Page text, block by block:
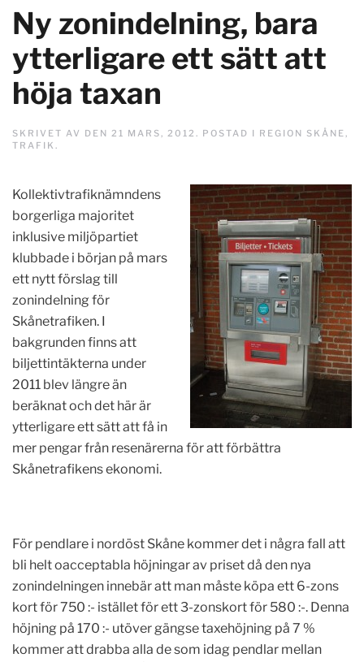
Ny zonindelning, bara
ytterligare ett sätt att
höja taxan
SKRIVET AV DEN 21 MARS, 2012 . POSTAD I REGION SKÅNE,
TRAFIK .
Kollektivtrafiknämndens
borgerliga majoritet
inklusive miljöpartiet
klubbade i början på mars
ett nytt förslag till
zonindelning för
Skånetrafiken. I
bakgrunden finns att
biljettintäkterna under
2011 blev längre än
beräknat och det här är
ytterligare ett sätt att få in
mer pengar från resenärerna för att förbättra
Skånetrafikens ekonomi.
För pendlare i nordöst Skåne kommer det i några fall att
bli helt oacceptabla höjningar av priset då den nya
zonindelningen innebär att man måste köpa ett 6-zons
kort för 750 :- istället för ett 3-zonskort för 580 :-. Denna
höjning på 170 :- utöver gängse taxehöjning på 7 %
kommer att drabba alla de som idag pendlar mellan